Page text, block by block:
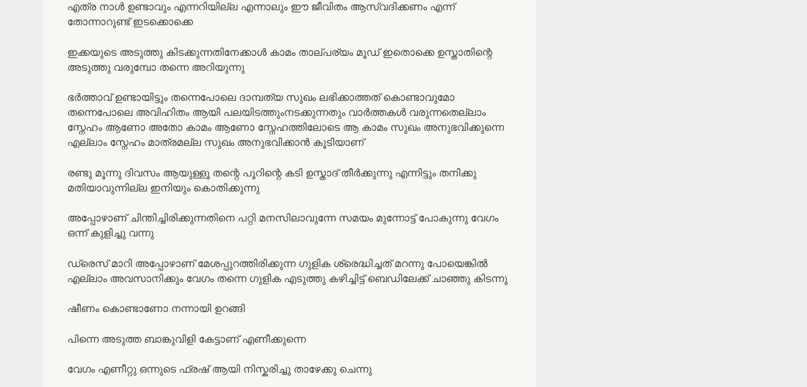
എത്ര നാൾ ഉണ്ടാവും എന്നറിയില്ല എന്നാലും ഈ ജീവിതം ആസ്വദിക്കണം എന്ന്
തോന്നാറുണ്ട് ഇടക്കൊക്കെ
ഇക്കയുടെ അടുത്തു കിടക്കുന്നതിനേക്കാൾ കാമം താല്പര്യം മൂഡ് ഇതൊക്കെ ഉസ്താതിന്റെ
അടുത്തു വരുമ്പോ തന്നെ അറിയുന്നു
ഭർത്താവ് ഉണ്ടായിട്ടും തന്നെപോലെ ദാമ്പത്യ സുഖം ലഭിക്കാത്തത് കൊണ്ടാവുമോ
തന്നെപോലെ അവിഹിതം ആയി പലയിടത്തുംനടക്കുന്നതും വാർത്തകൾ വരുന്നതെല്ലാം
സ്നേഹം ആണോ അതോ കാമം ആണോ സ്നേഹത്തിലോടെ ആ കാമം സുഖം അനുഭവിക്കുന്നെ
എല്ലാം സ്നേഹം മാത്രമല്ല സുഖം അനുഭവിക്കാൻ കൂടിയാണ്
രണ്ടു മൂന്നു ദിവസം ആയുള്ളൂ തന്റെ പൂറിന്റെ കടി ഉസ്താദ് തീർക്കുന്നു എന്നിട്ടും തനിക്കു
മതിയാവുന്നില്ല ഇനിയും കൊതിക്കുന്നു
അപ്പോഴാണ് ചിന്തിച്ചിരിക്കുന്നതിനെ പറ്റി മനസിലാവുന്നേ സമയം മുന്നോട്ട് പോകുന്നു വേഗം
ഒന്ന് കുളിച്ചു വന്നു
ഡ്രെസ് മാറി അപ്പോഴാണ് മേശപ്പുറത്തിരിക്കുന്ന ഗുളിക ശ്രെദ്ധിച്ചത് മറന്നു പോയെങ്കിൽ
എല്ലാം അവസാനിക്കും വേഗം തന്നെ ഗുളിക എടുത്തു കഴിച്ചിട്ട് ബെഡിലേക്ക് ചാഞ്ഞു കിടന്നു
ഷീണം കൊണ്ടാണോ നന്നായി ഉറങ്ങി
പിന്നെ അടുത്ത ബാങ്കുവിളി കേട്ടാണ് എണീക്കുന്നെ
വേഗം എണീറ്റു ഒന്നുടെ ഫ്രഷ് ആയി നിസ്കരിച്ചു താഴേക്കു ചെന്നു